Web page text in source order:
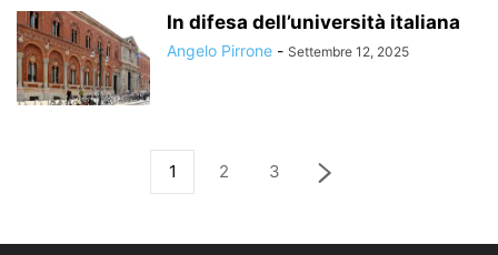
In difesa dell’università italiana
Angelo Pirrone - Settembre 12, 2025
1 2 3